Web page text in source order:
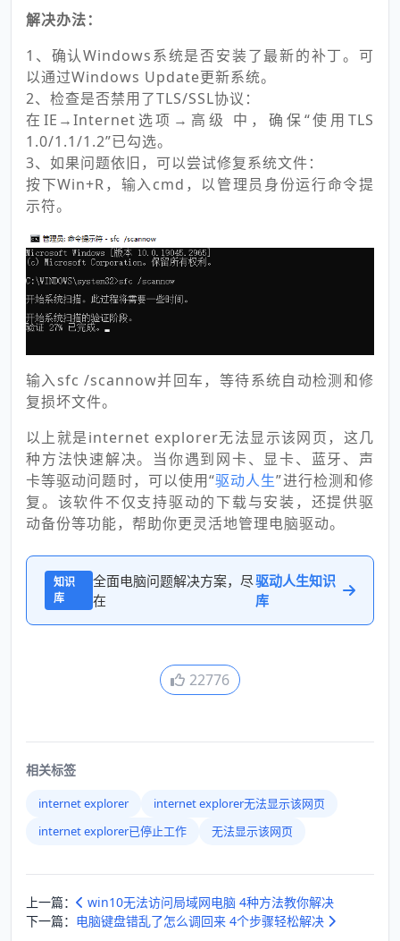
解决办法：
1、确认Windows系统是否安装了最新的补丁。可
以通过Windows Update更新系统。
2、检查是否禁用了TLS/SSL协议：
在IE→Internet选项→高级 中，确保“使用TLS
1.0/1.1/1.2”已勾选。
3、如果问题依旧，可以尝试修复系统文件：
按下Win+R，输入cmd，以管理员身份运行命令提
示符。
输入sfc /scannow并回车，等待系统自动检测和修
复损坏文件。
以上就是internet explorer无法显示该网页，这几
种方法快速解决。当你遇到网卡、显卡、蓝牙、声
卡等驱动问题时，可以使用“驱动人生”进行检测和修
复。该软件不仅支持驱动的下载与安装，还提供驱
动备份等功能，帮助你更灵活地管理电脑驱动。
知识
库
全面电脑问题解决方案，尽
在
驱动人生知识
库
22776
相关标签
internet explorer
internet explorer无法显示该网页
internet explorer已停止工作
无法显示该网页
上一篇：
win10无法访问局域网电脑 4种方法教你解决
下一篇： 电脑键盘错乱了怎么调回来 4个步骤轻松解决